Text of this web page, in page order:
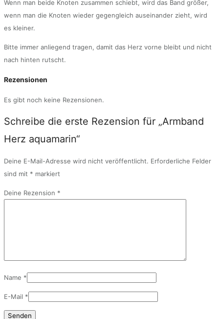
Wenn man beide Knoten zusammen schiebt, wird das Band größer,
wenn man die Knoten wieder gegengleich auseinander zieht, wird
es kleiner.
Bitte immer anliegend tragen, damit das Herz vorne bleibt und nicht
nach hinten rutscht.
Rezensionen
Es gibt noch keine Rezensionen.
Schreibe die erste Rezension für „Armband
Herz aquamarin“
Deine E-Mail-Adresse wird nicht veröffentlicht. Erforderliche Felder
sind mit * markiert
Deine Rezension *
Name *
E-Mail *